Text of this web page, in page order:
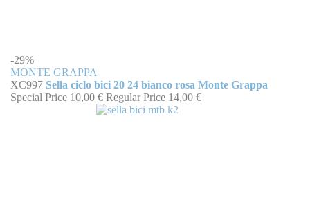
-29%
MONTE GRAPPA
XC997 Sella ciclo bici 20 24 bianco rosa Monte Grappa
Special Price 10,00 € Regular Price 14,00 €